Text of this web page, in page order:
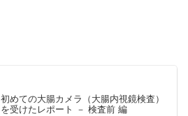
初めての大腸カメラ（大腸内視鏡検査）
を受けたレポート － 検査前 編